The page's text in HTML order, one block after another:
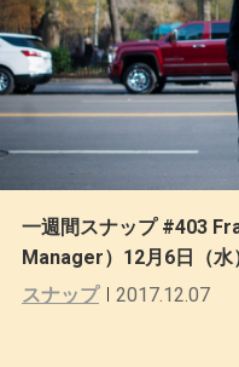
一週間スナップ #403
Manager）12月6日（水
スナップ
2017.12.07